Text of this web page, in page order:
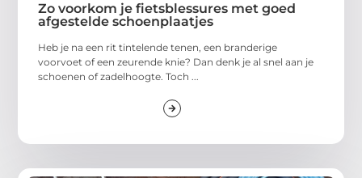
Zo voorkom je fietsblessures met goed
afgestelde schoenplaatjes
Heb je na een rit tintelende tenen, een branderige
voorvoet of een zeurende knie? Dan denk je al snel aan je
schoenen of zadelhoogte. Toch ...